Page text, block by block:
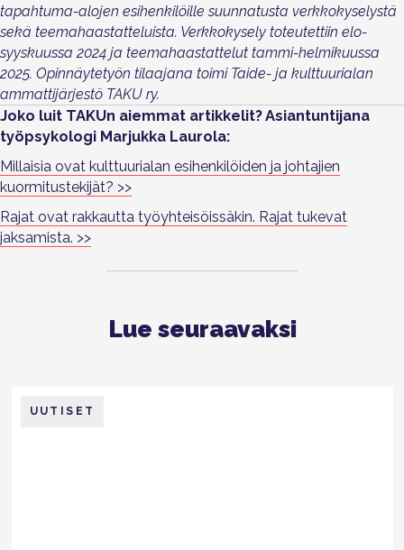
tapahtuma-alojen esihenkilöille suunnatusta verkkokyselystä
sekä teemahaastatteluista. Verkkokysely toteutettiin elo-
syyskuussa 2024 ja teemahaastattelut tammi-helmikuussa
2025. Opinnäytetyön tilaajana toimi Taide- ja kulttuurialan
ammattijärjestö TAKU ry.
Joko luit TAKUn aiemmat artikkelit? Asiantuntijana
työpsykologi Marjukka Laurola:
Millaisia ovat kulttuurialan esihenkilöiden ja johtajien
kuormitustekijät? >>
Rajat ovat rakkautta työyhteisöissäkin. Rajat tukevat
jaksamista. >>
Lue seuraavaksi
UUTISET